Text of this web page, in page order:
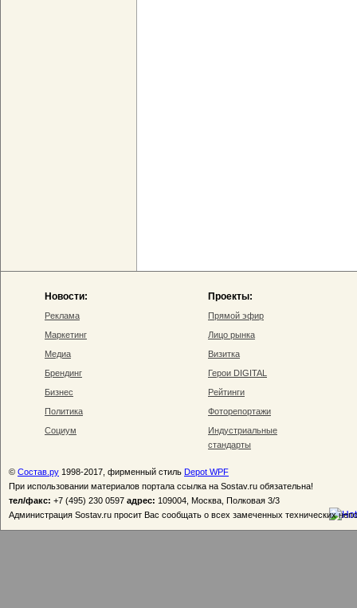
Новости:
Реклама
Маркетинг
Медиа
Брендинг
Бизнес
Политика
Социум
Проекты:
Прямой эфир
Лицо рынка
Визитка
Герои DIGITAL
Рейтинги
Фоторепортажи
Индустриальные
стандарты
© Состав.ру 1998-2017, фирменный стиль Depot WPF
При использовании материалов портала ссылка на Sostav.ru обязательна!
тел/факс: +7 (495) 230 0597 адрес: 109004, Москва, Полковая 3/3
Администрация Sostav.ru просит Вас сообщать о всех замеченных технических